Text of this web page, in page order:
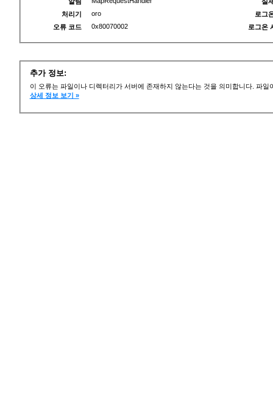
처리기
oro
오류 코드
0x80070002
로그
로그온
추가 정보:
이 오류는 파일이나 디렉터리가 서버에 존재하지 않는다는 것을 의미합니다. 파
상세 정보 보기 »